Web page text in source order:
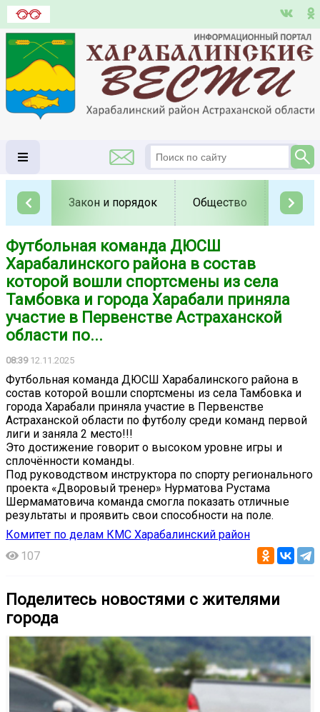
Закон и порядок Общество
Футбольная команда ДЮСШ
Харабалинского района в состав
которой вошли спортсмены из села
Тамбовка и города Харабали приняла
участие в Первенстве Астраханской
области по...
08:3912.11.2025
Футбольная команда ДЮСШ Харабалинского района в
состав которой вошли спортсмены из села Тамбовка и
города Харабали приняла участие в Первенстве
Астраханской области по футболу среди команд первой
лиги и заняла 2 место!!!
Это достижение говорит о высоком уровне игры и
сплочённости команды.
Под руководством инструктора по спорту регионального
проекта «Дворовый тренер» Нурматова Рустама
Шермаматовича команда смогла показать отличные
результаты и проявить свои способности на поле.
Комитет по делам КМС Харабалинский район
107
Поделитесь новостями с жителями
города